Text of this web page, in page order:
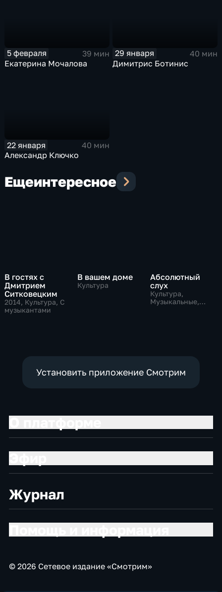
5 февраля
39 мин
Екатерина Мочалова
29 января
40 мин
Димитрис Ботинис
22 января
40 мин
Александр Ключко
Ещеинтересное
В гостях с
Дмитрием
Ситковецким
2014, Культура, С
музыкантами
В вашем доме
Культура
Абсолютный
слух
Культура,
Музыкальные,
Установить приложение Смотрим
Журнал
© 2026 Сетевое издание «Смотрим»